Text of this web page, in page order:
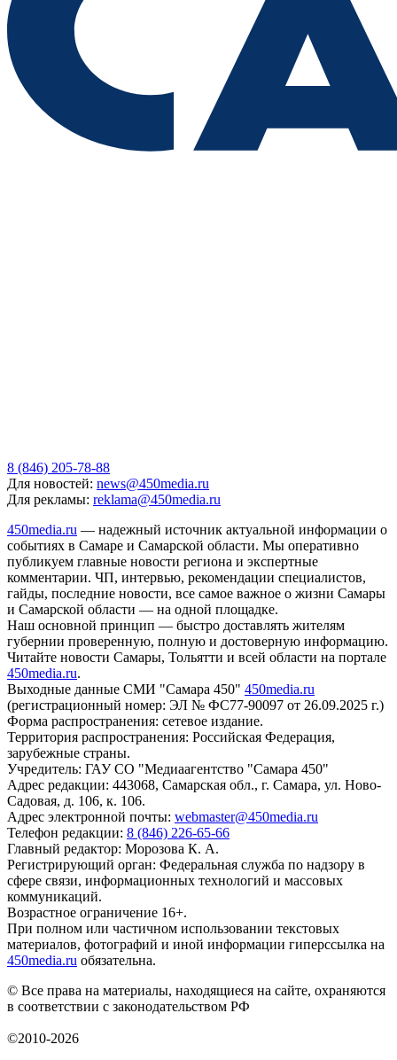
8 (846) 205-78-88
Для новостей: news@450media.ru
Для рекламы: reklama@450media.ru
450media.ru — надежный источник актуальной информации о
событиях в Самаре и Самарской области. Мы оперативно
публикуем главные новости региона и экспертные
комментарии. ЧП, интервью, рекомендации специалистов,
гайды, последние новости, все самое важное о жизни Самары
и Самарской области — на одной площадке.
Наш основной принцип — быстро доставлять жителям
губернии проверенную, полную и достоверную информацию.
Читайте новости Самары, Тольятти и всей области на портале
450media.ru.
Выходные данные СМИ "Самара 450" 450media.ru
(регистрационный номер: ЭЛ № ФС77-90097 от 26.09.2025 г.)
Форма распространения: сетевое издание.
Территория распространения: Российская Федерация,
зарубежные страны.
Учредитель: ГАУ СО "Медиаагентство "Самара 450"
Адрес редакции: 443068, Самарская обл., г. Самара, ул. Ново-
Садовая, д. 106, к. 106.
Адрес электронной почты: webmaster@450media.ru
Телефон редакции: 8 (846) 226-65-66
Главный редактор: Морозова К. А.
Регистрирующий орган: Федеральная служба по надзору в
сфере связи, информационных технологий и массовых
коммуникаций.
Возрастное ограничение 16+.
При полном или частичном использовании текстовых
материалов, фотографий и иной информации гиперссылка на
450media.ru обязательна.
© Все права на материалы, находящиеся на сайте, охраняются
в соответствии с законодательством РФ
©2010-2026